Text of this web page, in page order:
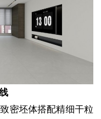
密坯体搭配精细干粒